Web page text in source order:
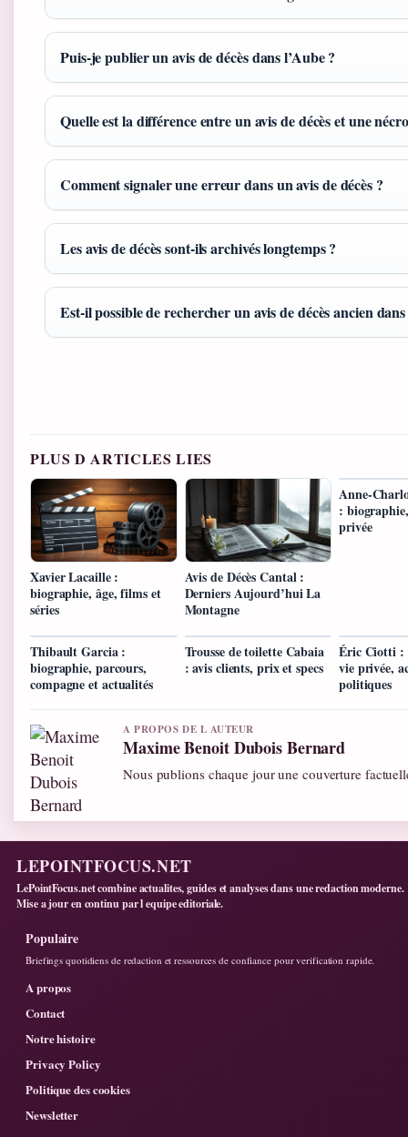
Puis-je publier un avis de décès dans l’Aube ?
Quelle est la différence entre un avis de décès et une
Comment signaler une erreur dans un avis de décès ?
Les avis de décès sont-ils archivés longtemps ?
Est-il possible de rechercher un avis de décès ancien
PLUS D ARTICLES LIES
Xavier Lacaille :
biographie, âge, films et
séries
Avis de Décès Cantal :
Derniers Aujourd’hui La
Montagne
Anne-
:
privée
Thibault Garcia :
biographie, parcours,
compagne et actualités
Trousse de toilette Cabaia
: avis clients, prix et specs
Éric Ciotti :
vie privée,
politiques
A PROPOS DE L AUTEUR
Maxime Benoit Dubois Bernard
Nous publions chaque jour une couverture
LEPOINTFOCUS.NET
LePointFocus.net combine actualites, guides et analyses dans une redaction moderne.
Mise a jour en continu par l equipe editoriale.
Populaire
Briefings quotidiens de redaction et ressources de confiance pour verification rapide.
A propos
Contact
Notre histoire
Privacy Policy
Politique des cookies
Newsletter